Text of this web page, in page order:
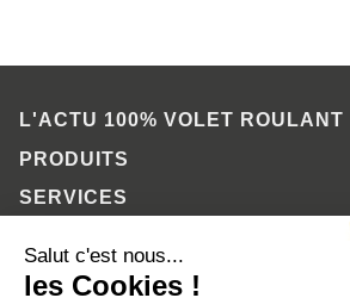
L'ACTU 100%VOLET ROULANT
PRODUITS
SERVICES